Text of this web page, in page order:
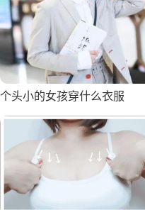
个头小的女孩穿什么衣服